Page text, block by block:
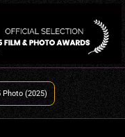
Photo (2025)